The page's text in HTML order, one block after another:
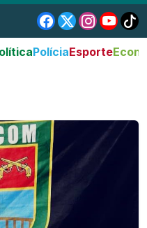
PolíciaEsporte